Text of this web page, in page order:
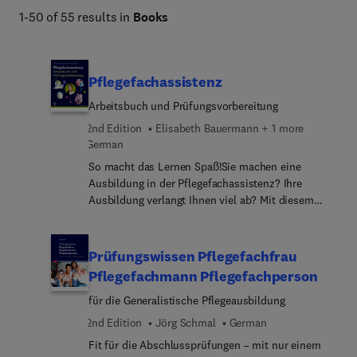
1-50 of 55 results in Books
Pflegefachassistenz
Arbeitsbuch und Prüfungsvorbereitung
2nd Edition
Elisabeth Bauermann + 1 more
German
So macht das Lernen Spaß!Sie machen eine
Ausbildung in der Pflegefachassistenz? Ihre
Ausbildung verlangt Ihnen viel ab? Mit diesem
Die lernfreundlichen Aufgaben erleichtern es Ihnen
den Stoff zu verinnerlichen. Lückentexte,
Beschriftungsabbildu... Zuordnungsfragen und
weitere tolle Features lockern den Lernstoff für Sie
auf. Dieses Buch hilft Ihnen so zu lernen, wie Sie
es für Ihren Abschluss brauchen.Neu in der 2.
Auflage:Kapitel zum Lernen für die
Prüfungswissen Pflegefachfrau
Pflegefachmann Pflegefachperson
für die Generalistische Pflegeausbildung
2nd Edition
Jörg Schmal
German
Fit für die Abschlussprüfungen – mit nur einem